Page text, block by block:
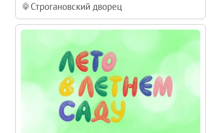
Строгановский дворец